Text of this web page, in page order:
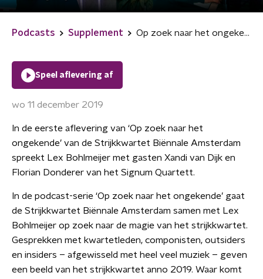
Podcasts Supplement Op zoek naar het ongekende - I. "It keeps you alive..."
Speel aflevering af
wo 11 december 2019
In de eerste aflevering van ‘Op zoek naar het
ongekende’ van de Strijkkwartet Biënnale Amsterdam
spreekt Lex Bohlmeijer met gasten Xandi van Dijk en
Florian Donderer van het Signum Quartett.
In de podcast-serie ‘Op zoek naar het ongekende’ gaat
de Strijkkwartet Biënnale Amsterdam samen met Lex
Bohlmeijer op zoek naar de magie van het strijkkwartet.
Gesprekken met kwartetleden, componisten, outsiders
en insiders – afgewisseld met heel veel muziek – geven
een beeld van het strijkkwartet anno 2019. Waar komt